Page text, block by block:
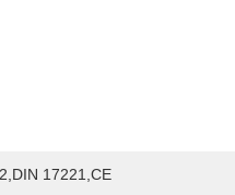
17221,CE